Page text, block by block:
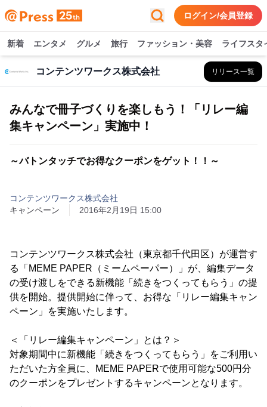
ログイン/会員登録
新着 エンタメ グルメ 旅行 ファッション・美容 ライフスタ
コンテンツワークス株式会社 リリース一覧
みんなで冊子づくりを楽しもう！「リレー編
集キャンペーン」実施中！
～バトンタッチでお得なクーポンをゲット！！～
コンテンツワークス株式会社
キャンペーン
2016年2月19日 15:00
コンテンツワークス株式会社（東京都千代田区）が運営す
る「MEME PAPER（ミームペーパー）」が、編集データ
の受け渡しをできる新機能「続きをつくってもらう」の提
供を開始。提供開始に伴って、お得な「リレー編集キャン
ペーン」を実施いたします。
＜「リレー編集キャンペーン」とは？＞
対象期間中に新機能「続きをつくってもらう」をご利用い
ただいた方全員に、MEME PAPERで使用可能な500円分
のクーポンをプレゼントするキャンペーンとなります。